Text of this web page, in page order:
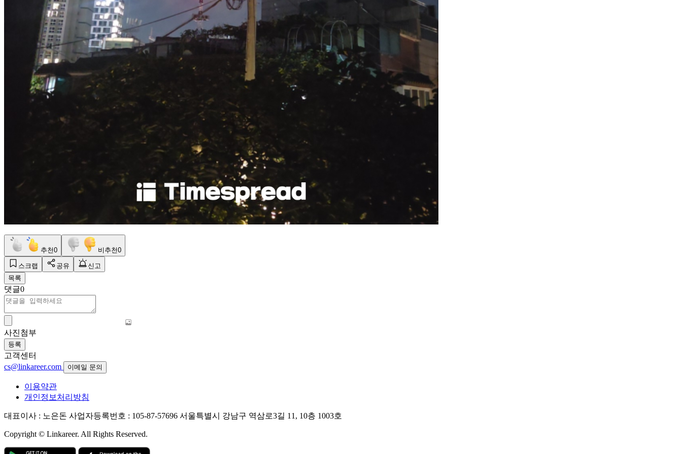
추천0 비추천0
스크랩 공유
신고
목록
댓글0
사진첨부
등록
고객센터
cs@linkareer.com
이메일 문의
이용약관
개인정보처리방침
대표이사 : 노은돈 사업자등록번호 : 105-87-57696 서울특별시 강남구 역삼로3길 11, 10층 1003호
Copyright © Linkareer. All Rights Reserved.